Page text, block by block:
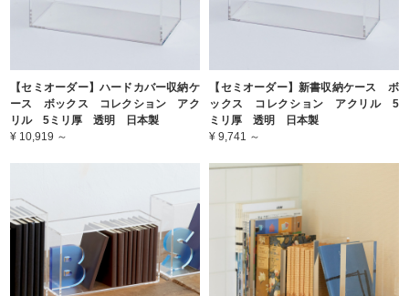
【セミオーダー】ハードカバー収納ケ
ース ボックス コレクション アク
リル 5ミリ厚 透明 日本製
¥ 10,919 ～
【セミオーダー】新書収納ケース ボ
ックス コレクション アクリル 5
ミリ厚 透明 日本製
¥ 9,741 ～